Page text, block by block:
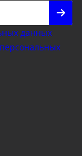
данных